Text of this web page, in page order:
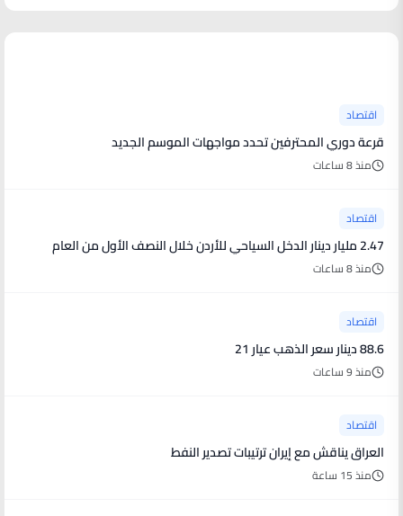
اقتصاد
قرعة دوري المحترفين تحدد مواجهات الموسم الجديد
منذ 8 ساعات
اقتصاد
2.47 مليار دينار الدخل السياحي للأردن خلال النصف الأول من العام
منذ 8 ساعات
اقتصاد
88.6 دينار سعر الذهب عيار 21
منذ 9 ساعات
اقتصاد
العراق يناقش مع إيران ترتيبات تصدير النفط
منذ 15 ساعة